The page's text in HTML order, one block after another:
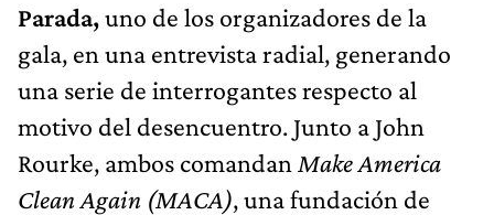
Parada,uno de los organizadores de la
gala, en una entrevista radial, generando
una serie de interrogantes respecto al
motivo del desencuentro. Junto a John
Rourke, ambos comandan Make America
Clean Again (MACA), una fundación de